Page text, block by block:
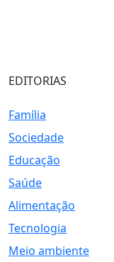
EDITORIAS
Família
Sociedade
Educação
Saúde
Alimentação
Tecnologia
Meio ambiente